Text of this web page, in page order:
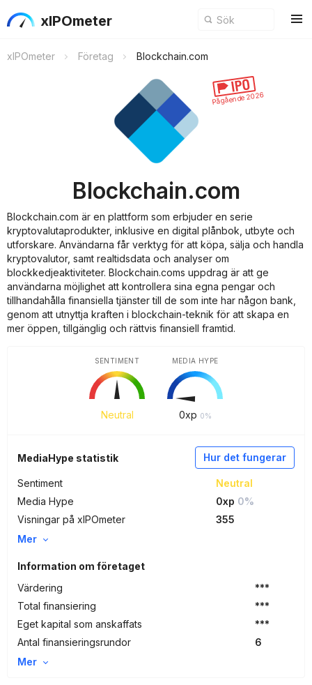
xIPOmeter
xIPOmeter Företag Blockchain.com
Pågående 2026
Blockchain.com
Blockchain.com är en plattform som erbjuder en serie
kryptovalutaprodukter, inklusive en digital plånbok, utbyte och
utforskare. Användarna får verktyg för att köpa, sälja och handla
kryptovalutor, samt realtidsdata och analyser om
blockkedjeaktiviteter. Blockchain.coms uppdrag är att ge
användarna möjlighet att kontrollera sina egna pengar och
tillhandahålla finansiella tjänster till de som inte har någon bank,
genom att utnyttja kraften i blockchain-teknik för att skapa en
mer öppen, tillgänglig och rättvis finansiell framtid.
Neutral
SENTIMENT
0xp 0%
MEDIA HYPE
Hur det fungerar
MediaHype statistik
Sentiment
Neutral
Media Hype
0xp 0%
Visningar på xIPOmeter
355
Mer
Information om företaget
Värdering
***
Total finansiering
***
Eget kapital som anskaffats
***
Antal finansieringsrundor
6
Mer